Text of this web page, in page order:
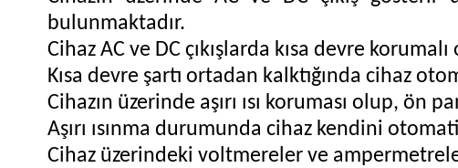
bulunmaktadır.
Cihaz AC ve DC çıkışlarda kısa devre
Kısa devre şartı ortadan kalktığında cihaz
Cihazın üzerinde aşırı ısı koruması olup, ön
Aşırı ısınma durumunda cihaz kendini
Cihaz üzerindeki voltmereler ve